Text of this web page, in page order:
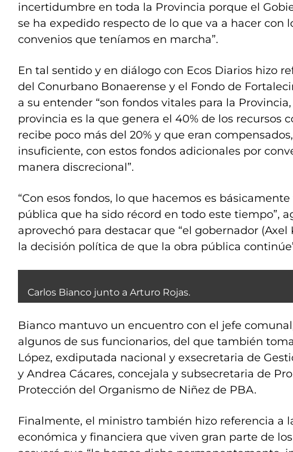
incertidumbre en toda la Provincia porque el
se ha expedido respecto de lo que va a hacer con
convenios que teníamos en marcha”.
En tal sentido y en diálogo con Ecos Diarios hizo
del Conurbano Bonaerense y el Fondo de
a su entender “son fondos vitales para la
provincia es la que genera el 40% de los recursos
recibe poco más del 20% y que eran
insuficiente, con estos fondos adicionales por
manera discrecional”.
“Con esos fondos, lo que hacemos es
pública que ha sido récord en todo este tiempo”,
aprovechó para destacar que “el gobernador
la decisión política de que la obra pública
Carlos Bianco junto a Arturo Rojas.
Bianco mantuvo un encuentro con el jefe
algunos de sus funcionarios, del que también
López, exdiputada nacional y exsecretaria de
y Andrea Cácares, concejala y subsecretaria de
Protección del Organismo de Niñez de PBA.
Finalmente, el ministro también hizo referencia a
económica y financiera que viven gran parte de